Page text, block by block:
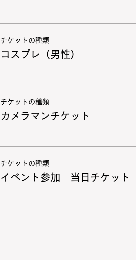
チケットの種類
コスプレ（男性）
チケットの種類
カメラマンチケット
チケットの種類
イベント参加 当日チケット